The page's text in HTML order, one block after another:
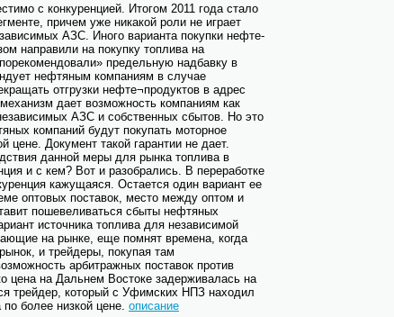
с конкуренцией. Итогом 2011 года стало
причем уже никакой роли не играет
АЗС. Иного варианта покупки нефте-
направили на покупку топлива на
предельную надбавку в
нефтяным компаниям в случае
отгрузки нефте¬продуктов в адрес
дает возможность компаниям как
АЗС и собственных сбытов. Но это
компаний будут покупать моторное
цене. Документ такой гарантии не дает.
данной меры для рынка топлива в
и с кем? Вот и разобрались. В переработке
кажущаяся. Остается один вариант ее
оптовых поставок, место между оптом и
пошевеливаться сбыты нефтяных
источника топлива для независимой
на рынке, еще помнят времена, когда
и трейдеры, покупая там
арбитражных поставок против
цена на Дальнем Востоке задерживалась на
трейдер, который с Уфимских НПЗ находил
более низкой цене. описание